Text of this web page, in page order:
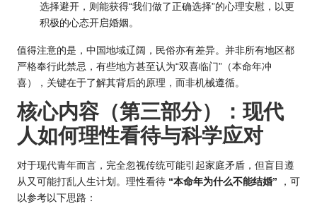
选择避开，则能获得“我们做了正确选择”的心理安慰，以更
积极的心态开启婚姻。
值得注意的是，中国地域辽阔，民俗亦有差异。并非所有地区都
严格奉行此禁忌，有些地方甚至认为“双喜临门”（本命年冲
喜），关键在于了解其背后的原理，而非机械遵循。
核心内容（第三部分）：现代
人如何理性看待与科学应对
对于现代青年而言，完全忽视传统可能引起家庭矛盾，但盲目遵
从又可能打乱人生计划。理性看待 “本命年为什么不能结婚” ，可
以参考以下思路：